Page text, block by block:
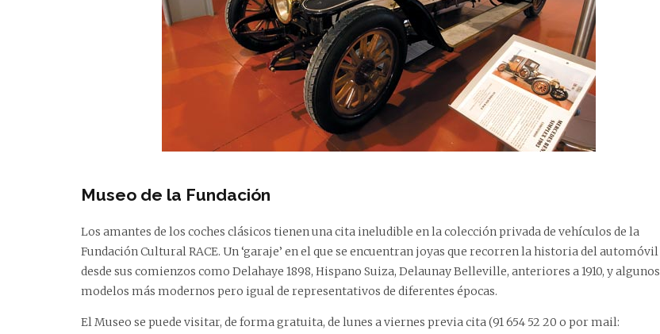
Museo de la Fundación
Los amantes de los coches clásicos tienen una cita ineludible en la colección privada de vehículos de la
Fundación Cultural RACE. Un ‘garaje’ en el que se encuentran joyas que recorren la historia del automóvil
desde sus comienzos como Delahaye 1898, Hispano Suiza, Delaunay Belleville, anteriores a 1910, y algunos
modelos más modernos pero igual de representativos de diferentes épocas.
El Museo se puede visitar, de forma gratuita, de lunes a viernes previa cita (91 654 52 20 o por mail: